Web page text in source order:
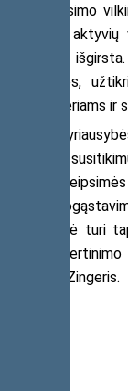
klausimo
imtis
būtų
lyderystės,
partneriams
žaliųjų
laišku
grėsmė
teisinio
narys E. Zingeris.